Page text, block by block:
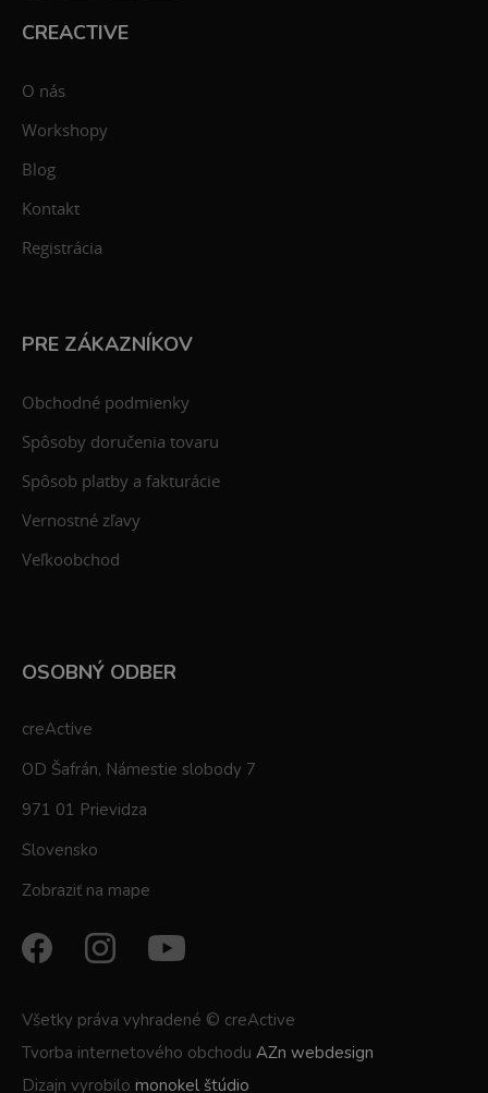
CREACTIVE
O nás
Workshopy
Blog
Kontakt
Registrácia
PRE ZÁKAZNÍKOV
Obchodné podmienky
Spôsoby doručenia tovaru
Spôsob platby a fakturácie
Vernostné zľavy
Veľkoobchod
OSOBNÝ ODBER
creActive
OD Šafrán, Námestie slobody 7
971 01 Prievidza
Slovensko
Zobraziť na mape
Všetky práva vyhradené © creActive
Tvorba internetového obchodu AZn webdesign
Dizajn vyrobilo monokel štúdio